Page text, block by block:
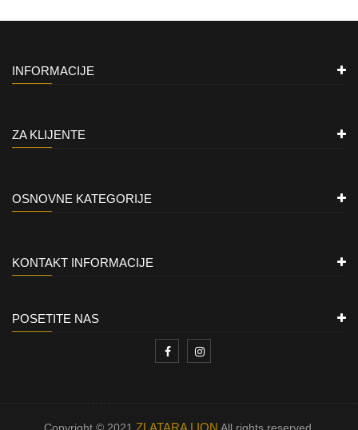
INFORMACIJE
ZA KLIJENTE
OSNOVNE KATEGORIJE
KONTAKT INFORMACIJE
POSETITE NAS
ZLATARA LION